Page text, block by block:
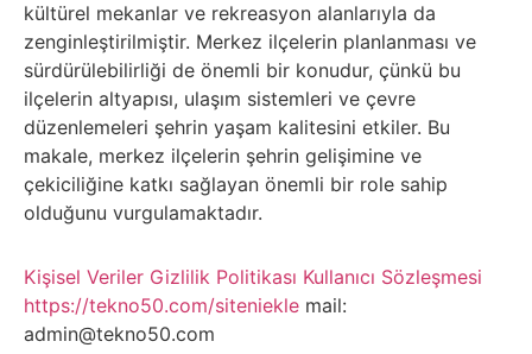
Bilim
Bitcoin
Bitkiler
Çizgi
Diğer
kültürel mekanlar ve rekreasyon alanlarıyla da
zenginleştirilmiştir. Merkez ilçelerin planlanması ve
sürdürülebilirliği de önemli bir konudur, çünkü bu
ilçelerin altyapısı, ulaşım sistemleri ve çevre
düzenlemeleri şehrin yaşam kalitesini etkiler. Bu
makale, merkez ilçelerin şehrin gelişimine ve
çekiciliğine katkı sağlayan önemli bir role sahip
olduğunu vurgulamaktadır.
Kişisel Veriler Gizlilik Politikası Kullanıcı Sözleşmesi
https://tekno50.com/siteniekle mail:
admin@tekno50.com